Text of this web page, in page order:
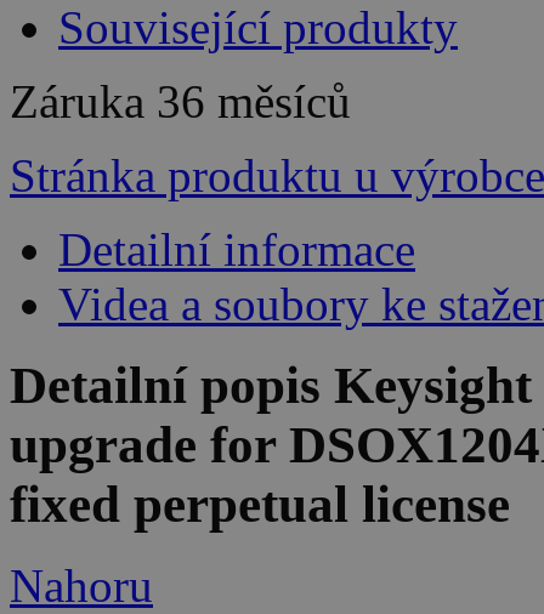
Související produkty
Záruka 36 měsíců
Stránka produktu u výrobce
Detailní informace
Videa a soubory ke
Detailní popis
upgrade for
fixed perpetual license
Nahoru